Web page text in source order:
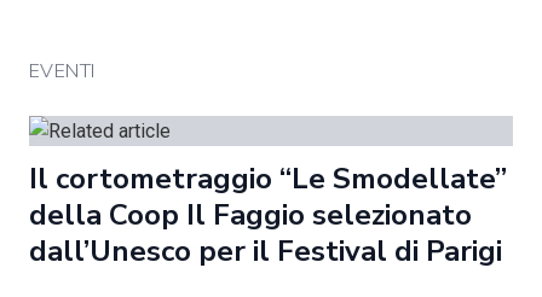
EVENTI
Il cortometraggio “Le Smodellate”
della Coop Il Faggio selezionato
dall’Unesco per il Festival di Parigi